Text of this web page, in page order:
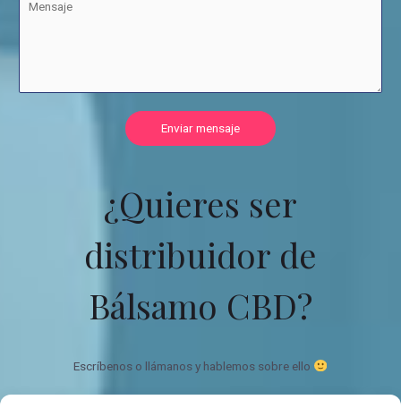
Enviar mensaje
¿Quieres ser
distribuidor de
Bálsamo CBD?
Escríbenos o llámanos y hablemos sobre ello